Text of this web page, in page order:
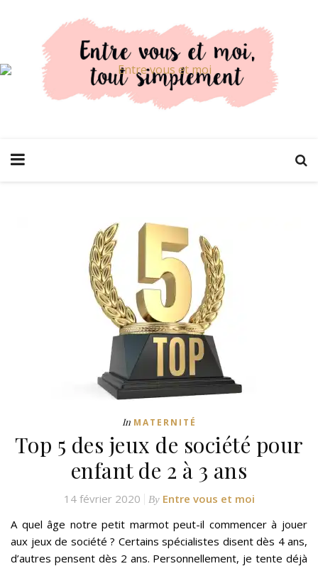
In MATERNITÉ
Top 5 des jeux de société pour
enfant de 2 à 3 ans
14 février 2020 By Entre vous et moi
A quel âge notre petit marmot peut-il commencer à jouer
aux jeux de société ? Certains spécialistes disent dès 4 ans,
d’autres pensent dès 2 ans. Personnellement, je tente déjà